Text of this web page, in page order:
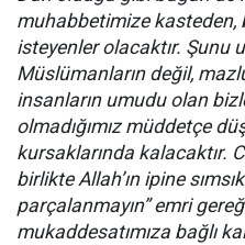
muhabbetimize
isteyenler olacaktır. Şunu
Müslümanların değil,
insanların umudu olan
olmadığımız müddetçe
kursaklarında kalacaktır.
birlikte Allah’ın ipine
parçalanmayın” emri
mukaddesatımıza bağlı